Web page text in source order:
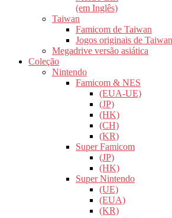
(em Inglês)
Taiwan
Famicom de Taiwan
Jogos originais de
Megadrive versão asiática
Coleção
Nintendo
Famicom & NES
(EUA-UE)
(JP)
(HK)
(CH)
(KR)
Super Famicom
(JP)
(HK)
Super Nintendo
(UE)
(EUA)
(KR)